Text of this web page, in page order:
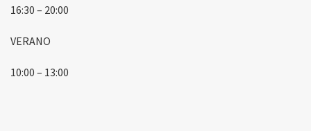
16:30 – 20:00
VERANO
10:00 – 13:00